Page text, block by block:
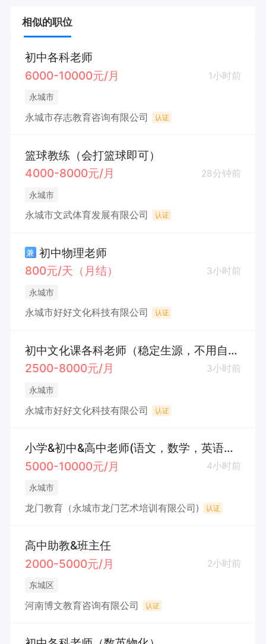
相似的职位
初中各科老师
6000-10000元/月
1小时前
永城市
永城市存志教育咨询有限公司 认证
篮球教练（会打篮球即可）
4000-8000元/月
28分钟前
永城市
永城市文武体育发展有限公司 认证
兼 初中物理老师
800元/天（月结）
3小时前
永城市
永城市好好文化科技有限公司 认证
初中文化课各科老师（稳定生源，不用自己招生）
2500-8000元/月
3小时前
永城市
永城市好好文化科技有限公司 认证
小学&初中&高中老师(语文，数学，英语，物理)
5000-10000元/月
4小时前
永城市
龙门教育（永城市龙门艺术培训有限公司) 认证
高中助教&班主任
2000-5000元/月
2小时前
东城区
河南博文教育咨询有限公司 认证